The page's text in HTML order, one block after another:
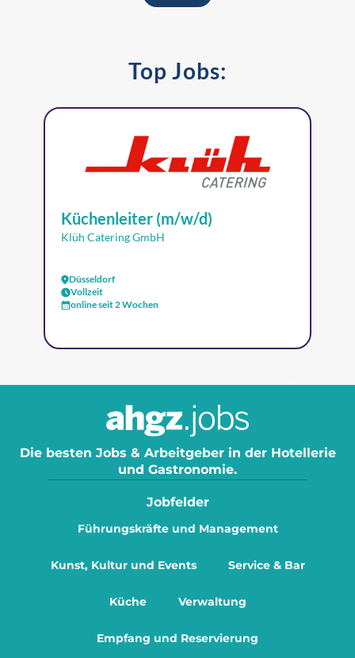
Top Jobs:
Küchenleiter (m/w/d)
Klüh Catering GmbH
Düsseldorf
Vollzeit
online seit 2 Wochen
Die besten Jobs & Arbeitgeber in der Hotellerie
und Gastronomie.
Jobfelder
Führungskräfte und Management
Kunst, Kultur und Events Service & Bar
Küche Verwaltung
Empfang und Reservierung